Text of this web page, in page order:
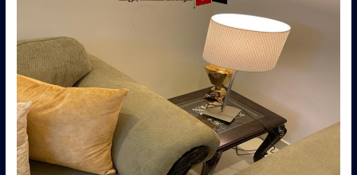
0560485279